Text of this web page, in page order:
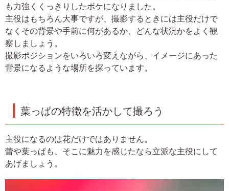
も力強くくっきりしたボケになりました。
主役はもちろん大事ですが、撮影するときには主役だけで
なくその背景や手前に何があるか、どんな状況かをよく観
察しましょう。
撮影ポジションをいろいろ変えながら、イメージにあった
背景になるような場所を探っています。
葉っぱの特徴を活かして撮ろう
主役になるのは花だけではありません。
蕾や葉っぱも、そこに魅力を感じたなら立派な主役にして
あげましょう。